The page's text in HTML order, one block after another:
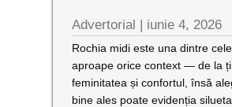
Advertorial | iunie 4, 2026
Rochia midi este una dintre
aproape orice context — de la
feminitatea și confortul, însă
bine ales poate evidenția